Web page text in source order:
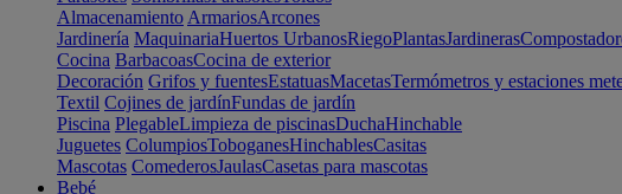
Almacenamiento ArmariosArcones
Jardinería MaquinariaHuertos UrbanosRiegoPlantasJardineras
Cocina BarbacoasCocina de exterior
Decoración Grifos y fuentesEstatuasMacetasTermómetros y estaciones
Textil Cojines de jardínFundas de jardín
Piscina PlegableLimpieza de piscinasDuchaHinchable
Juguetes ColumpiosToboganesHinchablesCasitas
Mascotas ComederosJaulasCasetas para mascotas
Bebé